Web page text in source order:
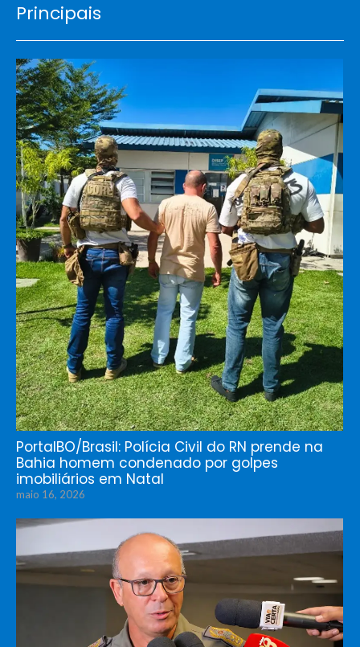
Principais
PortalBO/Brasil: Polícia Civil do RN prende na
Bahia homem condenado por golpes
imobiliários em Natal
maio 16, 2026